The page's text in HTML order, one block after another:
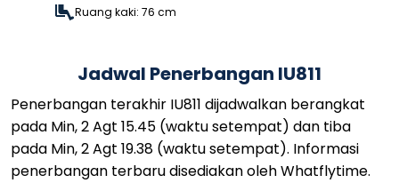
Ruang kaki: 76 cm
Jadwal Penerbangan IU811
Penerbangan terakhir IU811 dijadwalkan berangkat
pada Min, 2 Agt 15.45 (waktu setempat) dan tiba
pada Min, 2 Agt 19.38 (waktu setempat). Informasi
penerbangan terbaru disediakan oleh Whatflytime.